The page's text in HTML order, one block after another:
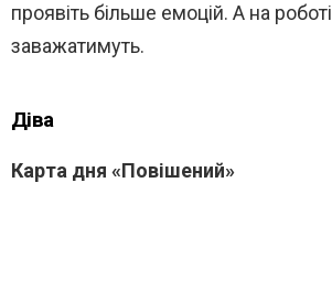
проявіть більше емоцій. А на
заважатимуть.
Діва
Карта дня «Повішений»